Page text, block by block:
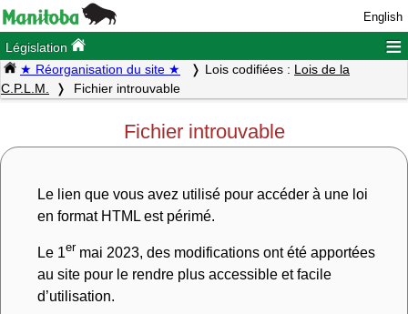
English
Législation ≡
★ Réorganisation du site ★ Lois codifiées : Lois de la
C.P.L.M.
Fichier introuvable
Fichier introuvable
Le lien que vous avez utilisé pour accéder à une loi
en format HTML est périmé.
Le 1er mai 2023, des modifications ont été apportées
au site pour le rendre plus accessible et facile
d’utilisation.